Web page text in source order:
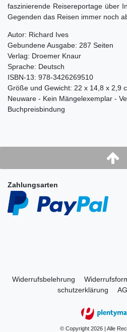
faszinierende Reisereportage über
Gegenden das Reisen immer noch
Autor: Richard Ives
Gebundene Ausgabe: 287 Seiten
Verlag: Droemer Knaur
Sprache: Deutsch
ISBN-13: 978-3426269510
Größe und Gewicht: 22 x 14,8 x 2,9
Neuware - Kein Mängelexemplar -
Buchpreisbindung
Zahlungsarten
Widerrufs­belehrung
schutz­erklärung
© Copyright 2026 | Alle